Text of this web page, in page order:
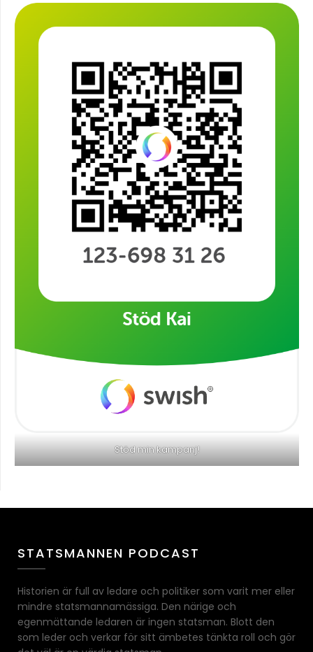
Stöd min kampanj!
STATSMANNEN PODCAST
Historien är full av ledare och politiker som varit mer eller
mindre statsmannamässiga. Den närige och
egenmättande ledaren är ingen statsman. Blott den
som leder och verkar för sitt ämbetes tänkta roll och gör